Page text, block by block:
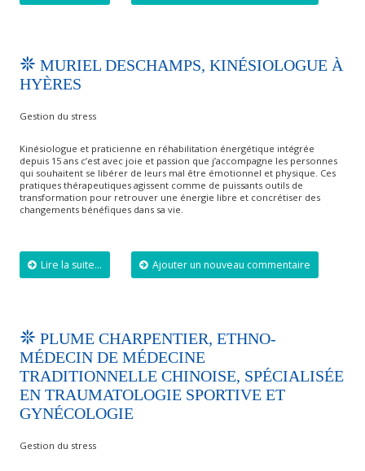
MURIEL DESCHAMPS, KINÉSIOLOGUE À
HYÈRES
Gestion du stress
Kinésiologue et praticienne en réhabilitation énergétique intégrée
depuis 15 ans c’est avec joie et passion que j’accompagne les personnes
qui souhaitent se libérer de leurs mal être émotionnel et physique. Ces
pratiques thérapeutiques agissent comme de puissants outils de
transformation pour retrouver une énergie libre et concrétiser des
changements bénéfiques dans sa vie.
Lire la suite... Ajouter un nouveau commentaire
PLUME CHARPENTIER, ETHNO-
MÉDECIN DE MÉDECINE
TRADITIONNELLE CHINOISE, SPÉCIALISÉE
EN TRAUMATOLOGIE SPORTIVE ET
GYNÉCOLOGIE
Gestion du stress